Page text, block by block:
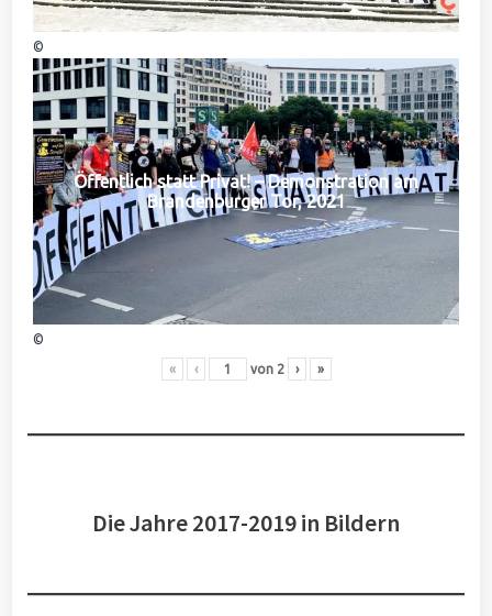
©
Öffentlich statt Privat! – Demonstration am
Brandenburger Tor, 2021
©
« ‹ von 2 › »
Die Jahre 2017-2019 in Bildern